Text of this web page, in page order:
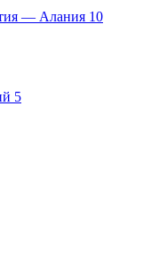
— Алания 10
5